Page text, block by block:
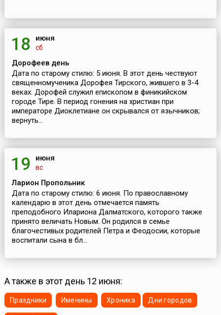
18 июня
сб
Дорофеев день
Дата по старому стилю: 5 июня. В этот день чествуют
священномученика Дорофея Тирского, жившего в 3-4
веках. Дорофей служил епископом в финикийском
городе Тире. В период гонения на христиан при
императоре Диоклетиане он скрывался от язычников;
вернуть...
19 июня
вс
Ларион Пропольник
Дата по старому стилю: 6 июня. По православному
календарю в этот день отмечается память
преподобного Илариона Далматского, которого также
принято величать Новым. Он родился в семье
благочестивых родителей Петра и Феодосии, которые
воспитали сына в бл...
А также в этот день 12 июня:
Праздники Именины Хроника Дни городов